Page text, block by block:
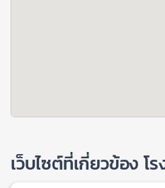
เว็บไซต์ที่เกี่ยวข้อง โ